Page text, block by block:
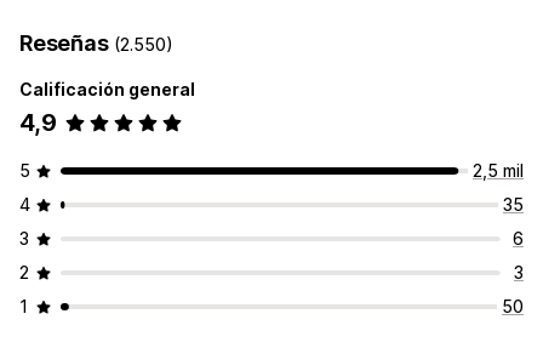
Reseñas (2.550)
Calificación general
4,9
5
2,5 mil
4
35
3
6
2
3
1
50